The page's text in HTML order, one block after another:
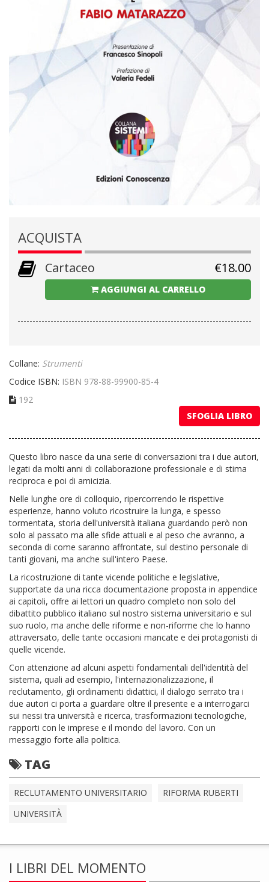
ACQUISTA
Cartaceo €18.00
AGGIUNGI AL CARRELLO
Collane: Strumenti
Codice ISBN: ISBN 978-88-99900-85-4
192
SFOGLIA LIBRO
Questo libro nasce da una serie di conversazioni tra i due autori,
legati da molti anni di collaborazione professionale e di stima
reciproca e poi di amicizia.
Nelle lunghe ore di colloquio, ripercorrendo le rispettive
esperienze, hanno voluto ricostruire la lunga, e spesso
tormentata, storia dell'università italiana guardando però non
solo al passato ma alle sfide attuali e al peso che avranno, a
seconda di come saranno affrontate, sul destino personale di
tanti giovani, ma anche sull'intero Paese.
La ricostruzione di tante vicende politiche e legislative,
supportate da una ricca documentazione proposta in appendice
ai capitoli, offre ai lettori un quadro completo non solo del
dibattito pubblico italiano sul nostro sistema universitario e sul
suo ruolo, ma anche delle riforme e non-riforme che lo hanno
attraversato, delle tante occasioni mancate e dei protagonisti di
quelle vicende.
Con attenzione ad alcuni aspetti fondamentali dell'identità del
sistema, quali ad esempio, l'internazionalizzazione, il
reclutamento, gli ordinamenti didattici, il dialogo serrato tra i
due autori ci porta a guardare oltre il presente e a interrogarci
sui nessi tra università e ricerca, trasformazioni tecnologiche,
rapporti con le imprese e il mondo del lavoro. Con un
messaggio forte alla politica.
TAG
RECLUTAMENTO UNIVERSITARIO
RIFORMA RUBERTI
UNIVERSITÀ
I LIBRI DEL MOMENTO